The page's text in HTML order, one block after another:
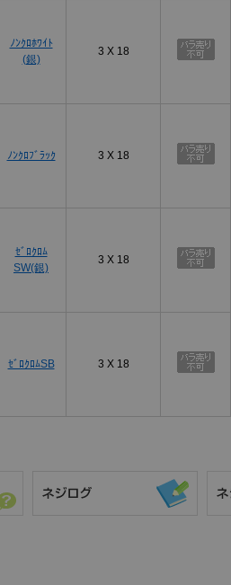
ﾉﾝｸﾛﾎﾜｲﾄ
(銀)
3 X 18
ﾉﾝｸﾛﾌﾞﾗｯｸ 3 X 18
ｾﾞﾛｸﾛﾑ
SW(銀)
3 X 18
ｾﾞﾛｸﾛﾑSB 3 X 18